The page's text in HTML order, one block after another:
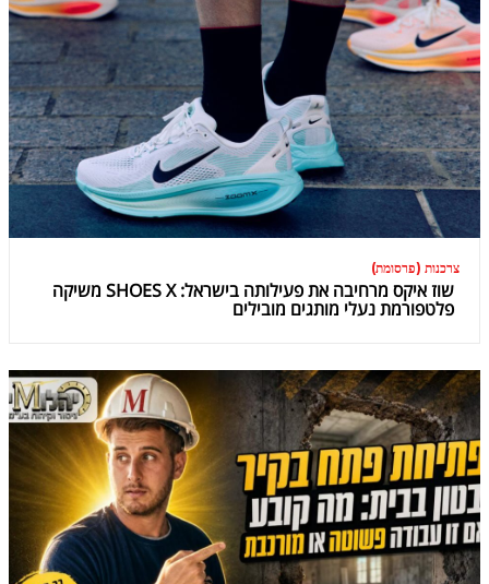
צרכנות (פרסומת)
שוז איקס מרחיבה את פעילותה בישראל: SHOES X משיקה
פלטפורמת נעלי מותגים מובילים